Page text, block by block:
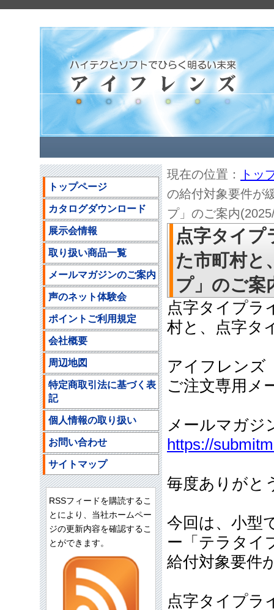
現在の位置：
トッ
の給付対象要件が
プ」のご案内
点字タイプ
た市町村と
プ」のご案
点字タイプラ
村と、点字タ
アイフレン
ご注文専用メ
メールマガジ
https://
毎度ありがと
今回は、小型
ー「テラタイ
給付対象要件
点字タイプラ
トップページ
カタログダウンロード
展示会情報
取り扱い商品一覧
メールマガジンのご案内
声のネット体験会
ポイントご利用規定
会社概要
周辺地図
特定商取引法に基づく表
記
個人情報の取り扱い
お問い合わせ
サイトマップ
RSSフィードを購読するこ
とにより、当社ホームペー
ジの更新内容を確認するこ
とができます。